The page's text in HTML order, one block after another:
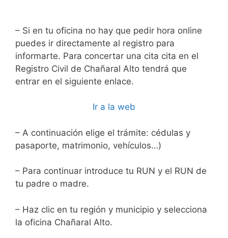
– Si en tu oficina no hay que pedir hora online
puedes ir directamente al registro para
informarte. Para concertar una cita cita en el
Registro Civil de Chañaral Alto tendrá que
entrar en el siguiente enlace.
Ir a la web
– A continuación elige el trámite: cédulas y
pasaporte, matrimonio, vehículos…)
– Para continuar introduce tu RUN y el RUN de
tu padre o madre.
– Haz clic en tu región y municipio y selecciona
la oficina Chañaral Alto.